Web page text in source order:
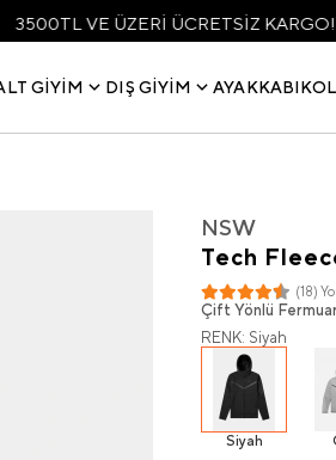
ÜZERİ ÜCRETSİZ KARGO!
GIYIM DIŞ GIYIM AYAKKABI
NSW
Tech
(18)
Çift Yönlü
RENK: Siyah
Siyah